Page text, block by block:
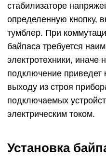
стабилизаторе
определенную кнопку,
тумблер. При
байпаса требуется
электротехники, иначе
подключение приведет
выходу из строя
подключаемых
электрическим током.
Установка